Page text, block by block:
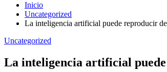
Inicio
Uncategorized
La inteligencia artificial puede reproducir
Uncategorized
La inteligencia artificial puede